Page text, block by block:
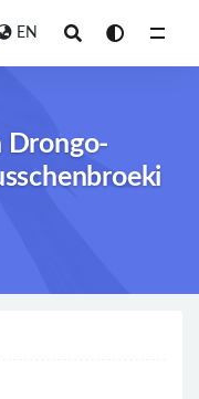
EN
Drongo-